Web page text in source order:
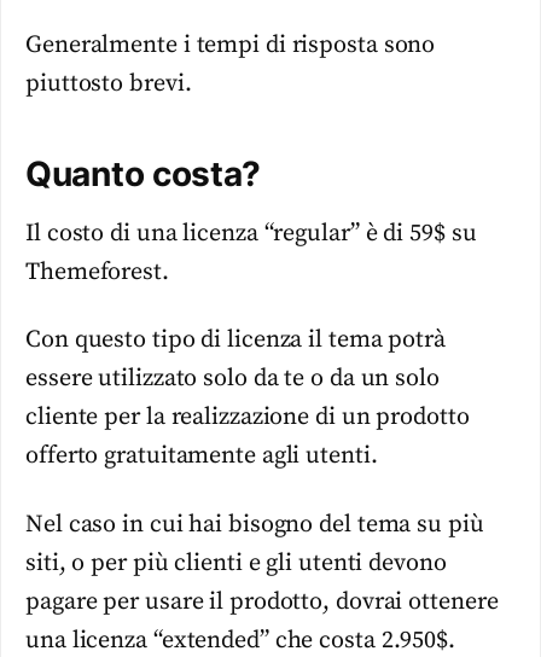
Generalmente i tempi di risposta sono
piuttosto brevi.
Quanto costa?
Il costo di una licenza “regular” è di 59$ su
Themeforest.
Con questo tipo di licenza il tema potrà
essere utilizzato solo da te o da un solo
cliente per la realizzazione di un prodotto
offerto gratuitamente agli utenti.
Nel caso in cui hai bisogno del tema su più
siti, o per più clienti e gli utenti devono
pagare per usare il prodotto, dovrai ottenere
una licenza “extended” che costa 2.950$.